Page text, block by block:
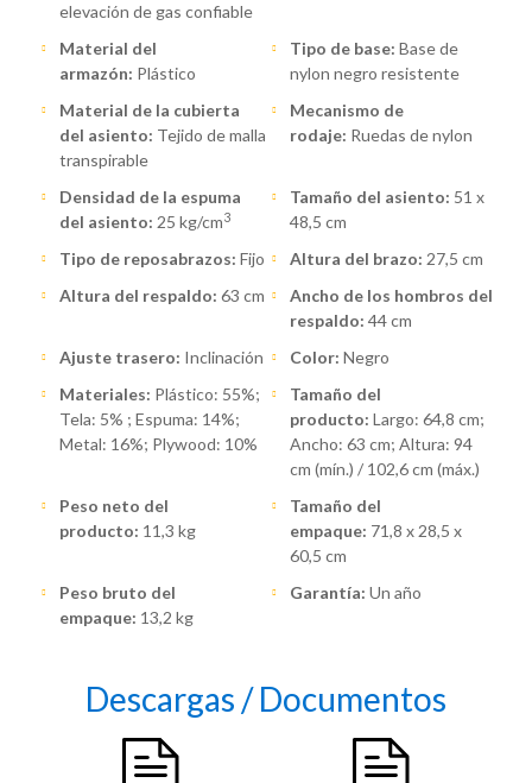
elevación de gas confiable
Material del
armazón: Plástico
Tipo de base: Base de
nylon negro resistente
Material de la cubierta
del asiento: Tejido de malla
transpirable
Mecanismo de
rodaje: Ruedas de nylon
Densidad de la espuma
del asiento: 25 kg/cm3
Tamaño del asiento: 51 x
48,5 cm
Tipo de reposabrazos: Fijo Altura del brazo: 27,5 cm
Altura del respaldo: 63 cm
Ancho de los hombros del
respaldo: 44 cm
Ajuste trasero: Inclinación Color: Negro
Materiales: Plástico: 55%;
Tela: 5% ; Espuma: 14%;
Metal: 16%; Plywood: 10%
Tamaño del
producto: Largo: 64,8 cm;
Ancho: 63 cm; Altura: 94
cm (mín.) / 102,6 cm (máx.)
Peso neto del
producto: 11,3 kg
Tamaño del
empaque: 71,8 x 28,5 x
60,5 cm
Peso bruto del
empaque: 13,2 kg
Garantía: Un año
Descargas / Documentos